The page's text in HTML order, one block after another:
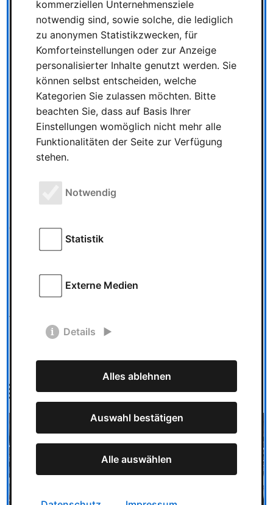
auch für Kinder ab 6 Jahren (falls nicht geimpft oder
genesen) ein negatives Testergebnis vorgelegt
werden. Da während der Messelaufzeit in vielen
Bundesländern Schulferien sind, wird ein
Schülerausweis als Nachweis einer regelmäßigen
Testung seitens der Schulen nicht akzeptiert.
Heute (26. August) hat der Vorverkauf der Tickets für die
bestellt werden.
oeffnungszeiten/
Preise sind wie folgt:
Kinder von 4 bis 12 Jahren: EUR 11,50 (Tageskarte)*
Erwachsene und Kinder ab 13 Jahren: EUR 20,–
*zzgl. EUR 2,– Servicegebühr
Bild
kommerziellen Unternehmensziele
notwendig sind, sowie solche, die lediglich
zu anonymen Statistikzwecken, für
Komforteinstellungen oder zur Anzeige
personalisierter Inhalte genutzt werden. Sie
können selbst entscheiden, welche
Kategorien Sie zulassen möchten. Bitte
beachten Sie, dass auf Basis Ihrer
Einstellungen womöglich nicht mehr alle
Funktionalitäten der Seite zur Verfügung
stehen.
Notwendig
Statistik
Externe Medien
Details
Alles ablehnen
Auswahl bestätigen
Alle auswählen